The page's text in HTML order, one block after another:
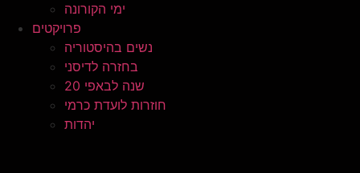
ימי הקורונה
פרויקטים
נשים בהיסטוריה
בחזרה לדיסני
20 שנה לבאפי
חוזרות לועדת כרמי
יהדות